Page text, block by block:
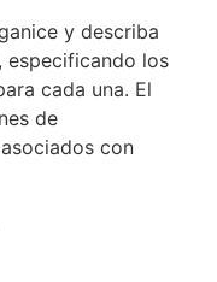
y describa
especificando los
cada una. El
de
con